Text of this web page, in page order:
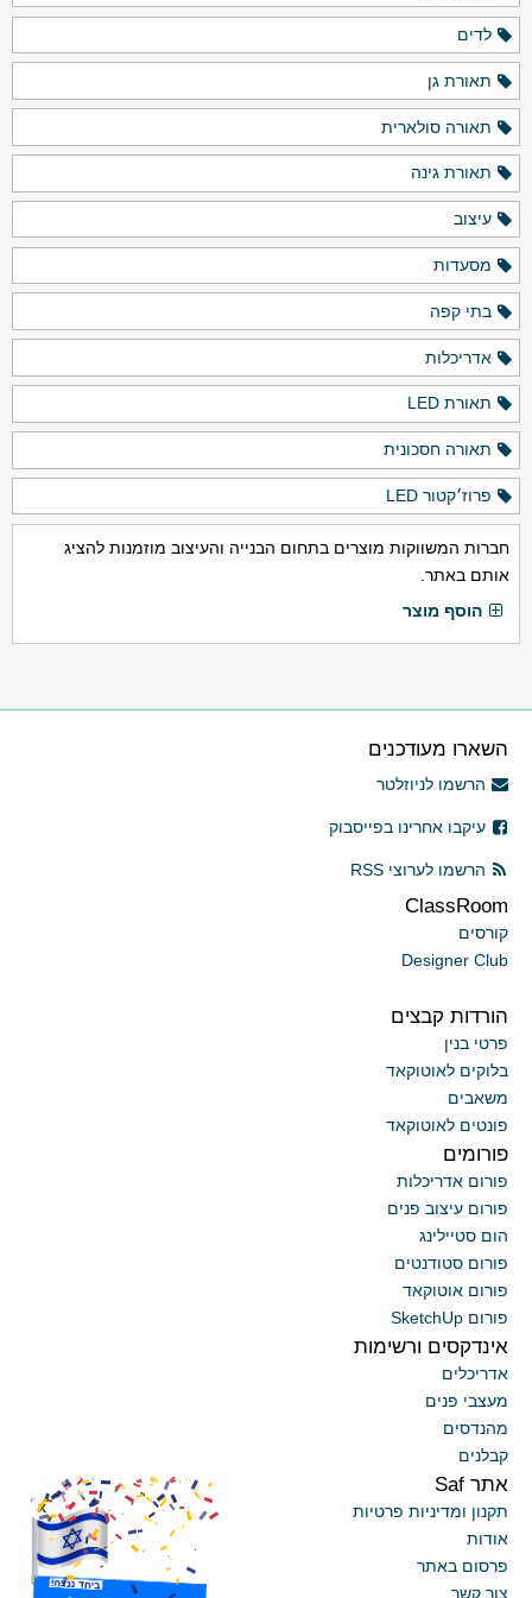
לדים
תאורת גן
תאורה סולארית
תאורת גינה
עיצוב
מסעדות
בתי קפה
אדריכלות
תאורת LED
תאורה חסכונית
פרוז׳קטור LED
חברות המשווקות מוצרים בתחום הבנייה והעיצוב מוזמנות להציג
אותם באתר.
הוסף מוצר
השארו מעודכנים
הרשמו לניוזלטר
עיקבו אחרינו בפייסבוק
הרשמו לערוצי RSS
ClassRoom
קורסים
Designer Club
הורדות קבצים
פרטי בנין
בלוקים לאוטוקאד
משאבים
פונטים לאוטוקאד
פורומים
פורום אדריכלות
פורום עיצוב פנים
הום סטיילינג
פורום סטודנטים
פורום אוטוקאד
פורום SketchUp
אינדקסים ורשימות
אדריכלים
מעצבי פנים
מהנדסים
קבלנים
אתר Saf
תקנון ומדיניות פרטיות
אודות
פרסום באתר
צור קשר
x